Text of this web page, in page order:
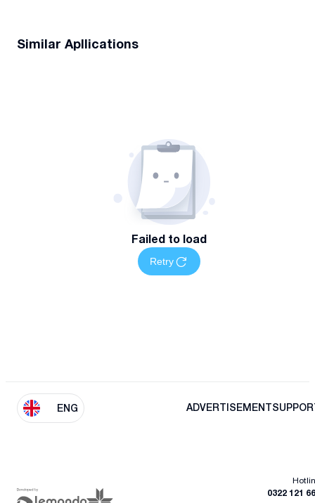
Similar Apllications
Failed to load
Retry
ENG ADVERTISEMENT
0322 121